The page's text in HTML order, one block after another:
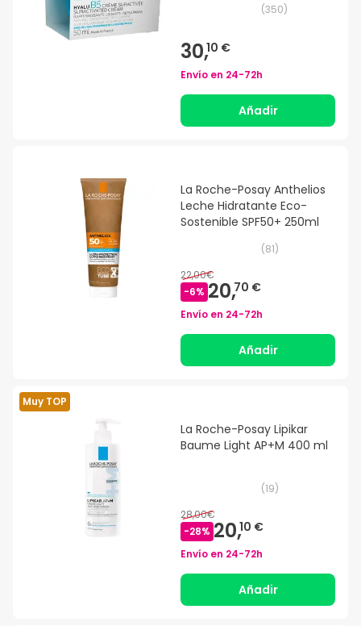
(350)
30,10 €
Envío en 24-72h
Añadir
La Roche-Posay Anthelios
Leche Hidratante Eco-
Sostenible SPF50+ 250ml
(81)
22,00€
-6% 20,70 €
Envío en 24-72h
Añadir
Muy TOP
La Roche-Posay Lipikar
Baume Light AP+M 400 ml
(19)
28,00€
-28% 20,10 €
Envío en 24-72h
Añadir